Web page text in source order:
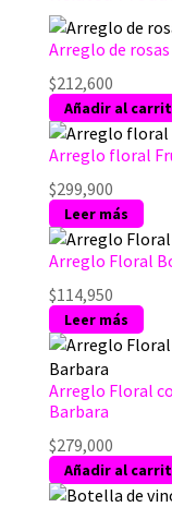
Arreglo de
$212,600
Añadir al
Arreglo floral
$299,900
Leer más
Arreglo Floral
$114,950
Leer más
Arreglo Floral
Barbara
$279,000
Añadir al